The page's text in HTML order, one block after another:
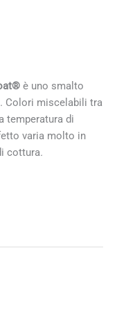
è uno smalto
Colori miscelabili tra
temperatura di
varia molto in
cottura.